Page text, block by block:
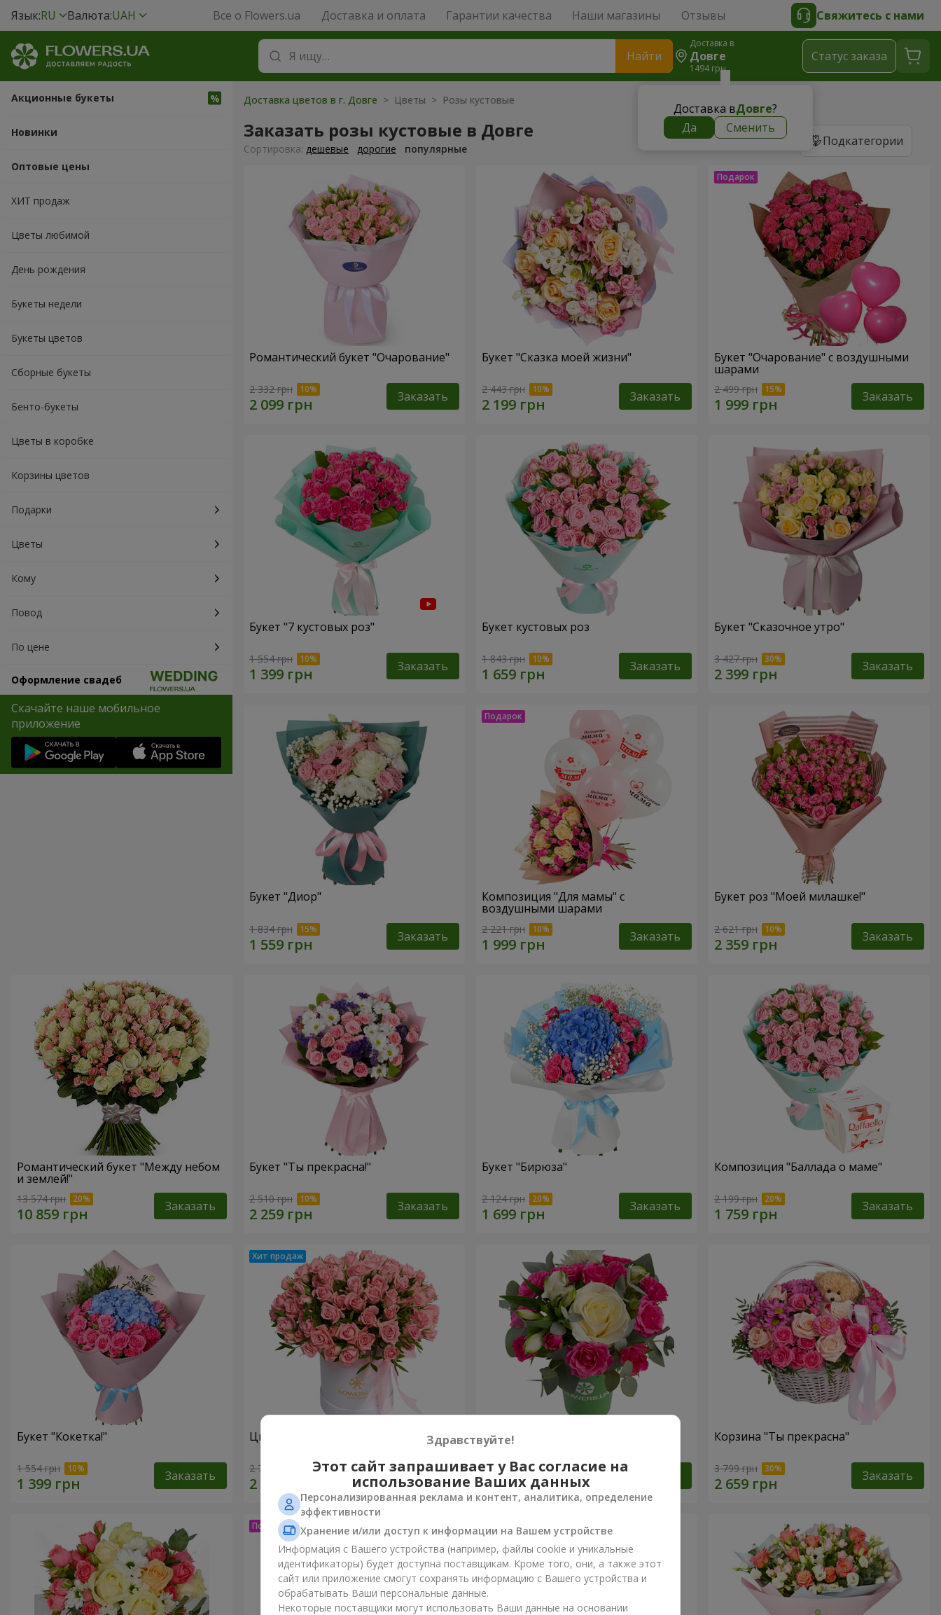
Язык:RU Валюта:UAH Все о Flowers.ua Доставка и оплата Гарантии качества Наши магазины Отзывы Свяжитесь с нами
Найти
Доставка в
Довге
1494 грн
Доставка вДовге?
Да
Сменить
Cтатус заказа
Акционные букеты
Новинки
Оптовые цены
ХИТ продаж
Цветы любимой
День рождения
Букеты недели
Букеты цветов
Сборные букеты
Бенто-букеты
Цветы в коробке
Корзины цветов
Подарки
Цветы
Кому
Повод
По цене
Оформление свадеб
Скачайте наше мобильное
приложение
Доставка цветов в г. Довге > Цветы > Розы кустовые
Заказать розы кустовые в Довге Подкатегории
Cортировка: дешевые дорогие популярные
Романтический букет "Очарование"
2 332 грн Заказать
Букет "Сказка моей жизни"
2 443 грн Заказать
Букет "Очарование" с воздушными
шарами
2 499 грн Заказать
Букет "7 кустовых роз"
1 554 грн Заказать
Букет кустовых роз
1 843 грн Заказать
Букет "Сказочное утро"
3 427 грн Заказать
Букет "Диор"
1 834 грн Заказать
Композиция "Для мамы" с
воздушными шарами
2 221 грн Заказать
Букет роз "Моей милашке!"
2 621 грн Заказать
Романтический букет "Между небом
и землей!"
13 574 грн Заказать
Букет "Ты прекрасна!"
2 510 грн Заказать
Букет "Бирюза"
2 124 грн Заказать
Композиция "Баллада о маме"
2 199 грн Заказать
Букет "Кокетка!"
1 554 грн Заказать
Цветы в коробке "Розовый оазис"
2 749 грн Заказать
Композиция "Вспышка чувств"
1 066 грн
Корзина "Ты прекрасна"
3 799 грн Заказать
Здравствуйте!
Этот сайт запрашивает у Вас согласие на
использование Ваших данных
Персонализированная реклама и контент, аналитика, определение
эффективности
Хранение и/или доступ к информации на Вашем устройстве
Информация с Вашего устройства (например, файлы cookie и уникальные
идентификаторы) будет доступна поставщикам. Кроме того, они, а также этот
сайт или приложение смогут сохранять информацию с Вашего устройства и
обрабатывать Ваши персональные данные.
Некоторые поставщики могут использовать Ваши данные на основании